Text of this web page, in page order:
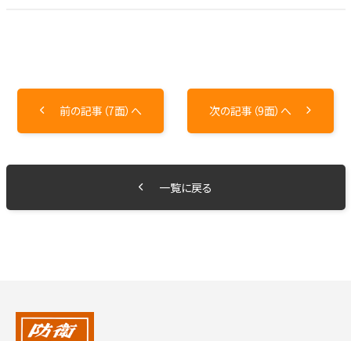
前の記事（7面）へ 次の記事（9面）へ
一覧に戻る